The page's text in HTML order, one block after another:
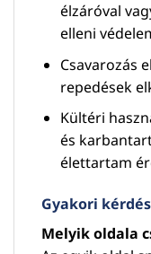
élzáróval
elleni
Csavarozás
repedések
Kültéri
és
élettartam
Gyakori
Melyik oldala